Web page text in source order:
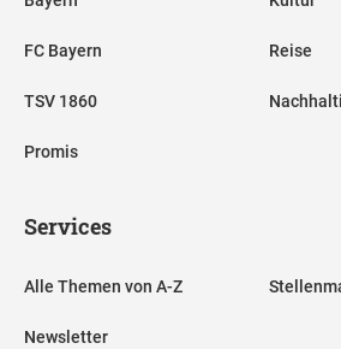
FC Bayern
TSV 1860
Promis
Reise
Services
Alle Themen von A-Z
Newsletter